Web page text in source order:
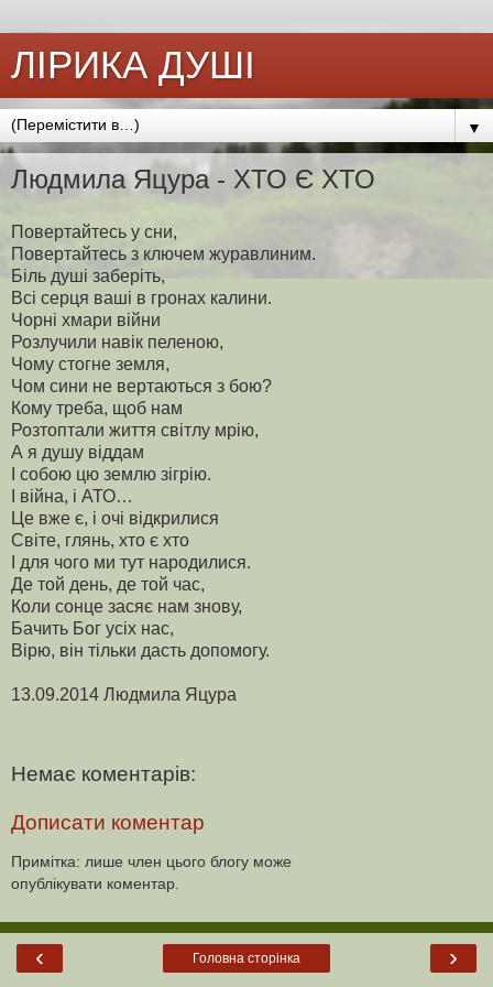
ЛІРИКА ДУШІ
▼
Людмила Яцура - ХТО Є ХТО
Повертайтесь у сни,
Повертайтесь з ключем журавлиним.
Біль душі заберіть,
Всі серця ваші в гронах калини.
Чорні хмари війни
Розлучили навік пеленою,
Чому стогне земля,
Чом сини не вертаються з бою?
Кому треба, щоб нам
Розтоптали життя світлу мрію,
А я душу віддам
І собою цю землю зігрію.
І війна, і АТО…
Це вже є, і очі відкрилися
Світе, глянь, хто є хто
І для чого ми тут народилися.
Де той день, де той час,
Коли сонце засяє нам знову,
Бачить Бог усіх нас,
Вірю, він тільки дасть допомогу.
13.09.2014 Людмила Яцура
Немає коментарів:
Дописати коментар
Примітка: лише член цього блогу може
опублікувати коментар.
‹ ›
Головна сторінка